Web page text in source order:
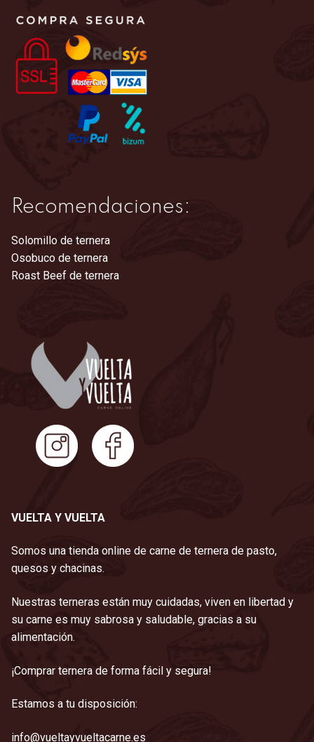
Recomendaciones:
Solomillo de ternera
Osobuco de ternera
Roast Beef de ternera
VUELTA Y VUELTA
Somos una tienda online de carne de ternera de pasto,
quesos y chacinas.
Nuestras terneras están muy cuidadas, viven en libertad y
su carne es muy sabrosa y saludable, gracias a su
alimentación.
¡Comprar ternera de forma fácil y segura!
Estamos a tu disposición:
info@vueltayvueltacarne.es